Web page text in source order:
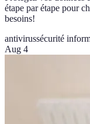
étape par étape pour
besoins!
antivirussécurité
Aug 4